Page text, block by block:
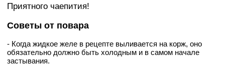
Приятного чаепития!
Советы от повара
- Когда жидкое желе в рецепте выливается на корж, оно
обязательно должно быть холодным и в самом начале
застывания.